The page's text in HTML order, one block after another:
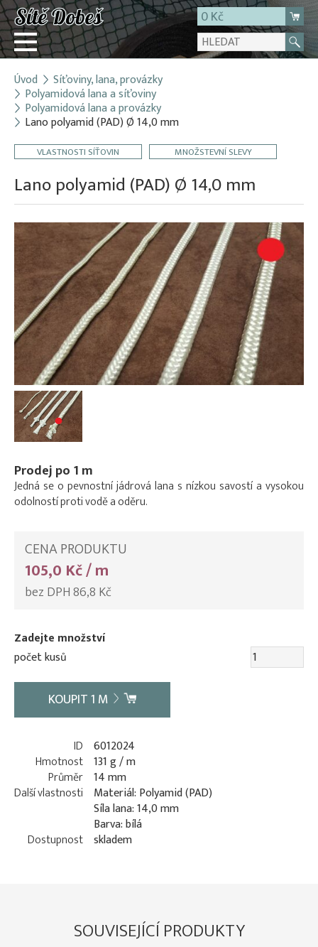
0 Kč
Přihlásit
Registrace
O firmě
Kontakt
Úvod Síťoviny, lana, provázky
Polyamidová lana a síťoviny
Polyamidová lana a provázky
Lano polyamid (PAD) Ø 14,0 mm
VLASTNOSTI SÍŤOVIN MNOŽSTEVNÍ SLEVY
Lano polyamid (PAD) Ø 14,0 mm
Prodej po 1 m
Jedná se o pevnostní jádrová lana s nízkou savostí a vysokou
odolností proti vodě a oděru.
CENA PRODUKTU
105,0 Kč / m
bez DPH 86,8 Kč
Zadejte množství
počet kusů
KOUPIT1 M
ID 6012024
Hmotnost 131 g / m
Průměr 14 mm
Další vlastnosti
Materiál: Polyamid (PAD)
Síla lana: 14,0 mm
Barva: bílá
Dostupnost skladem
SOUVISEJÍCÍ PRODUKTY